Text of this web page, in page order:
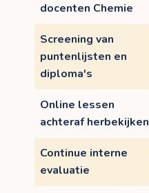
docenten Chemie
Screening van
puntenlijsten en
diploma's
Online lessen
achteraf herbekijken
Continue interne
evaluatie